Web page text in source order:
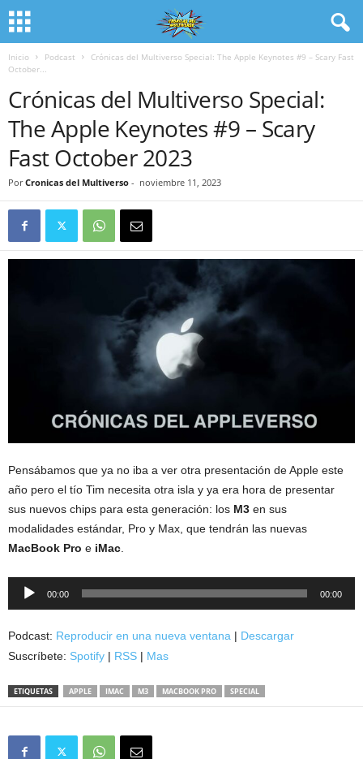
Inicio Podcast
Crónicas del Multiverso Special: The Apple Keynotes #9 – Scary Fast
October...
Crónicas del Multiverso Special:
The Apple Keynotes #9 – Scary
Fast October 2023
Por Cronicas del Multiverso - noviembre 11, 2023
Pensábamos que ya no iba a ver otra presentación de Apple este
año pero el tío Tim necesita otra isla y ya era hora de presentar
sus nuevos chips para esta generación: los M3 en sus
modalidades estándar, Pro y Max, que tendrán las nuevas
MacBook Pro e iMac
Reproductor
00:00 00:00
Podcast: Reproducir en una nueva ventana | Descargar
Suscríbete: Spotify | RSS | Mas
ETIQUETAS APPLE IMAC M3 MACBOOK PRO SPECIAL